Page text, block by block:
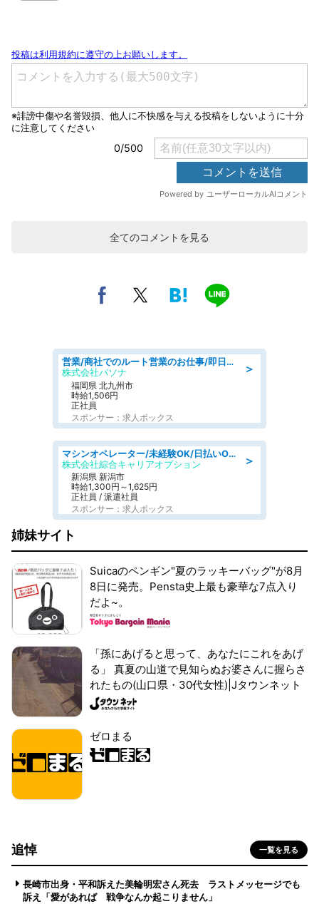
全てのコメントを見る
＞
営業/商社でのルート営業のお仕事/即日勤務可/車通勤可/営業
株式会社パソナ
福岡県 北九州市
時給1,506円
正社員
スポンサー：求人ボックス
＞
マシンオペレーター/未経験OK/日払いOK/寮費無料/交替制/20・30・40代活躍中
株式会社綜合キャリアオプション
新潟県 新潟市
時給1,300円～1,625円
正社員 / 派遣社員
スポンサー：求人ボックス
姉妹サイト
Suicaのペンギン"夏のラッキーバッグ"が8月
8日に発売。Pensta史上最も豪華な7点入り
だよ~。
「孫にあげると思って、あなたにこれをあげ
る」 真夏の山道で見知らぬお婆さんに握らさ
れたもの(山口県・30代女性)|Jタウンネット
ゼロまる
追悼 一覧を見る
長崎市出身・平和訴えた美輪明宏さん死去 ラストメッセージでも
訴え「愛があれば 戦争なんか起こりません」